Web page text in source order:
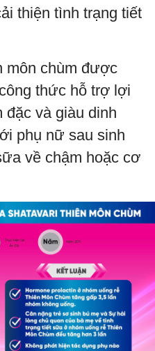
thiện tình trạng tiết
môn chùm được
thức hỗ trợ lợi
và giàu dinh
phụ nữ sau sinh
về chậm hoặc cơ